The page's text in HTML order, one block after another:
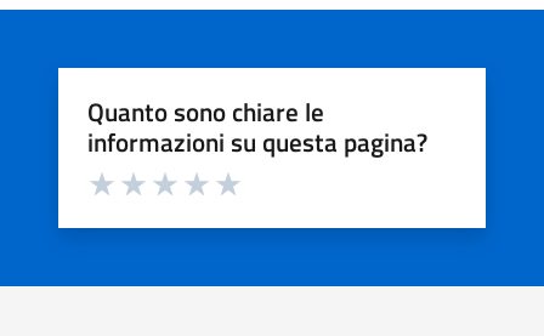
Quanto sono chiare le
informazioni su questa pagina?
Valuta da 1 a 5 stelle la pagina